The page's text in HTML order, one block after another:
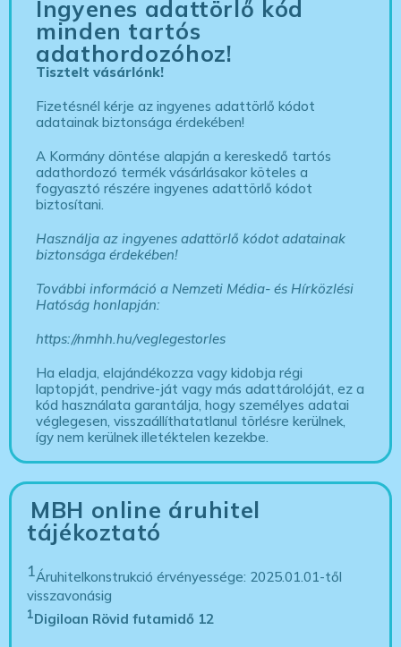
Ingyenes adattörlő kód
minden tartós
adathordozóhoz!
Tisztelt vásárlónk!
Fizetésnél kérje az ingyenes adattörlő kódot
adatainak biztonsága érdekében!
A Kormány döntése alapján a kereskedő tartós
adathordozó termék vásárlásakor köteles a
fogyasztó részére ingyenes adattörlő kódot
biztosítani.
Használja az ingyenes adattörlő kódot adatainak
biztonsága érdekében!
További információ a Nemzeti Média- és Hírközlési
Hatóság honlapján:
https://nmhh.hu/veglegestorles
Ha eladja, elajándékozza vagy kidobja régi
laptopját, pendrive-ját vagy más adattárolóját, ez a
kód használata garantálja, hogy személyes adatai
véglegesen, visszaállíthatatlanul törlésre kerülnek,
így nem kerülnek illetéktelen kezekbe.
MBH online áruhitel
tájékoztató
1Áruhitelkonstrukció érvényessége: 2025.01.01-től
visszavonásig
1Digiloan Rövid futamidő 12